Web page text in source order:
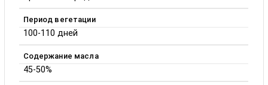
Период вегетации
100-110 дней
Содержание масла
45-50%